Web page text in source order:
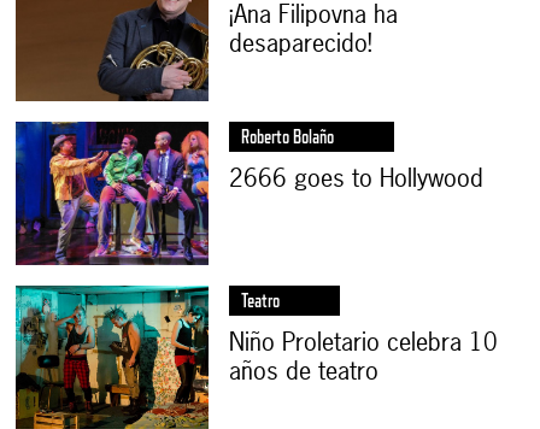
¡Ana Filipovna ha
desaparecido!
Roberto Bolaño
2666 goes to Hollywood
Teatro
Niño Proletario celebra 10
años de teatro